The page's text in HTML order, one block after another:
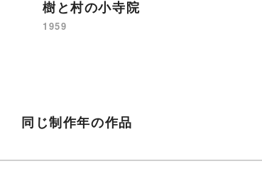
樹と村の小寺院
1959
同じ制作年の作品